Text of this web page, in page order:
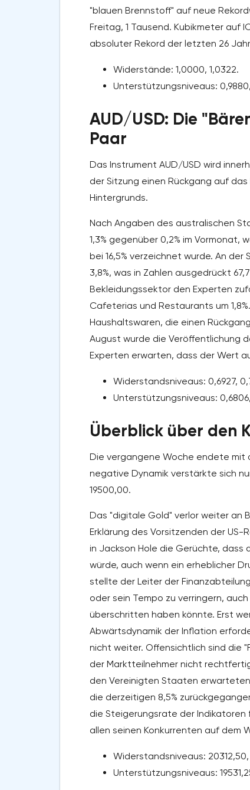
"blauen Brennstoff" auf neue
Freitag, 1 Tausend. Kubikmeter auf
absoluter Rekord der letzten 26
Widerstände: 1,0000, 1,0322.
Unterstützungsniveaus:
AUD/USD: Die
Paar
Das Instrument AUD/USD wird
der Sitzung einen Rückgang auf
Hintergrunds.
Nach Angaben des australischen
1,3% gegenüber 0,2% im
bei 16,5% verzeichnet wurde. An
3,8%, was in Zahlen ausgedrückt
Bekleidungssektor den Experten
Cafeterias und Restaurants um
Haushaltswaren, die einen
August wurde die Veröffentlichung
Experten erwarten, dass der Wert
Widerstandsniveaus: 0,6927,
Unterstützungsniveaus: 0,6806,
Überblick über den
Die vergangene Woche endete mit
negative Dynamik verstärkte sich
19500,00.
Das "digitale Gold" verlor weiter an
Erklärung des Vorsitzenden der
in Jackson Hole die Gerüchte, dass
würde, auch wenn ein erheblicher
stellte der Leiter der
oder sein Tempo zu verringern,
überschritten haben könnte. Erst
Abwärtsdynamik der Inflation
nicht weiter. Offensichtlich sind die
der Marktteilnehmer nicht
den Vereinigten Staaten
die derzeitigen 8,5%
die Steigerungsrate der Indikatoren
allen seinen Konkurrenten auf dem
Widerstandsniveaus: 20312,50,
Unterstützungsniveaus: